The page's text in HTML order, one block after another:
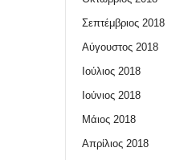
Σεπτέμβριος 2018
Αύγουστος 2018
Ιούλιος 2018
Ιούνιος 2018
Μάιος 2018
Απρίλιος 2018